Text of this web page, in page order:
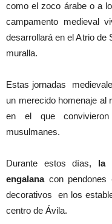
como el zoco árabe o a
campamento medieval
desarrollará en el Atrio de
muralla.
Estas jornadas
un merecido homenaje al
en el que
musulmanes.
Durante estos días, la
engalanacon pendones
decorativos en los
centro de Ávila.